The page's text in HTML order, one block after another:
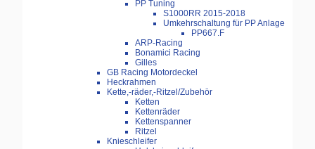
PP Tuning
S1000RR 2015-2018
Umkehrschaltung für PP Anlage
PP667.F
ARP-Racing
Bonamici Racing
Gilles
GB Racing Motordeckel
Heckrahmen
Kette,-räder,-Ritzel/Zubehör
Ketten
Kettenräder
Kettenspanner
Ritzel
Knieschleifer